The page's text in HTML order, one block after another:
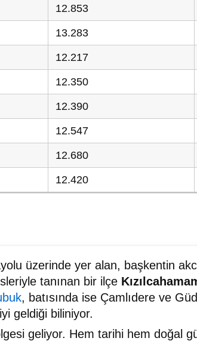
12.853
13.283
12.217
12.350
12.390
12.547
12.680
12.420
üzerinde yer alan, başkentin
tanınan bir ilçe
, batısında ise Çamlıdere ve
geldiği biliniyor.
geliyor. Hem tarihi hem doğal